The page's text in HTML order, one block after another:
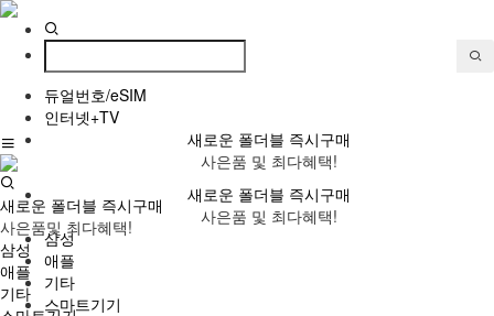
듀얼번호/eSIM
인터넷+TV
새로운 폴더블 즉시구매
사은품 및 최다혜택!
새로운 폴더블 즉시구매
사은품 및 최다혜택!
삼성
애플
기타
스마트기기
새로운 폴더블 즉시구매
사은품및 최다혜택!
삼성
애플
기타